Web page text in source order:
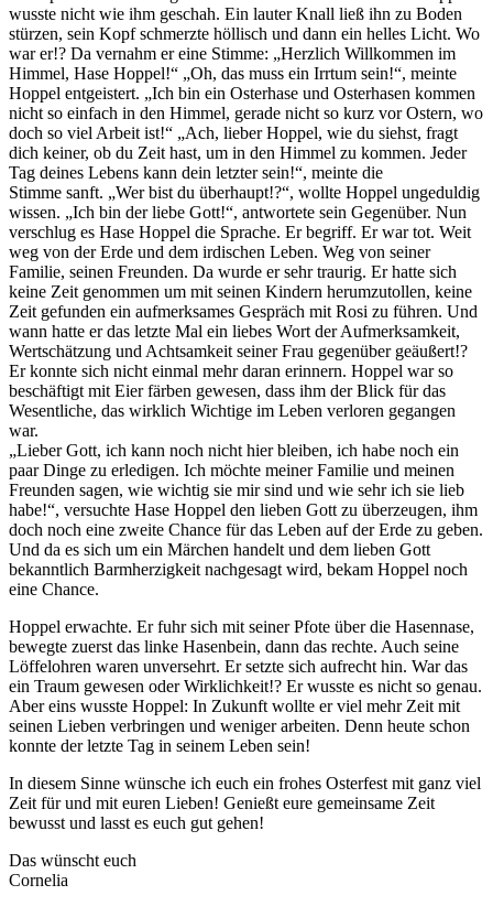
wusste nicht wie ihm geschah. Ein lauter Knall ließ ihn zu Boden
stürzen, sein Kopf schmerzte höllisch und dann ein helles Licht. Wo
war er!? Da vernahm er eine Stimme: „Herzlich Willkommen im
Himmel, Hase Hoppel!“ „Oh, das muss ein Irrtum sein!“, meinte
Hoppel entgeistert. „Ich bin ein Osterhase und Osterhasen kommen
nicht so einfach in den Himmel, gerade nicht so kurz vor Ostern, wo
doch so viel Arbeit ist!“ „Ach, lieber Hoppel, wie du siehst, fragt
dich keiner, ob du Zeit hast, um in den Himmel zu kommen. Jeder
Tag deines Lebens kann dein letzter sein!“, meinte die
Stimme sanft. „Wer bist du überhaupt!?“, wollte Hoppel ungeduldig
wissen. „Ich bin der liebe Gott!“, antwortete sein Gegenüber. Nun
verschlug es Hase Hoppel die Sprache. Er begriff. Er war tot. Weit
weg von der Erde und dem irdischen Leben. Weg von seiner
Familie, seinen Freunden. Da wurde er sehr traurig. Er hatte sich
keine Zeit genommen um mit seinen Kindern herumzutollen, keine
Zeit gefunden ein aufmerksames Gespräch mit Rosi zu führen. Und
wann hatte er das letzte Mal ein liebes Wort der Aufmerksamkeit,
Wertschätzung und Achtsamkeit seiner Frau gegenüber geäußert!?
Er konnte sich nicht einmal mehr daran erinnern. Hoppel war so
beschäftigt mit Eier färben gewesen, dass ihm der Blick für das
Wesentliche, das wirklich Wichtige im Leben verloren gegangen
war.
„Lieber Gott, ich kann noch nicht hier bleiben, ich habe noch ein
paar Dinge zu erledigen. Ich möchte meiner Familie und meinen
Freunden sagen, wie wichtig sie mir sind und wie sehr ich sie lieb
habe!“, versuchte Hase Hoppel den lieben Gott zu überzeugen, ihm
doch noch eine zweite Chance für das Leben auf der Erde zu geben.
Und da es sich um ein Märchen handelt und dem lieben Gott
bekanntlich Barmherzigkeit nachgesagt wird, bekam Hoppel noch
eine Chance.
Hoppel erwachte. Er fuhr sich mit seiner Pfote über die Hasennase,
bewegte zuerst das linke Hasenbein, dann das rechte. Auch seine
Löffelohren waren unversehrt. Er setzte sich aufrecht hin. War das
ein Traum gewesen oder Wirklichkeit!? Er wusste es nicht so genau.
Aber eins wusste Hoppel: In Zukunft wollte er viel mehr Zeit mit
seinen Lieben verbringen und weniger arbeiten. Denn heute schon
konnte der letzte Tag in seinem Leben sein!
In diesem Sinne wünsche ich euch ein frohes Osterfest mit ganz viel
Zeit für und mit euren Lieben! Genießt eure gemeinsame Zeit
bewusst und lasst es euch gut gehen!
Das wünscht euch
Cornelia